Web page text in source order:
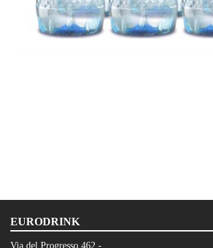
EURODRINK
Via del Progresso 462 -